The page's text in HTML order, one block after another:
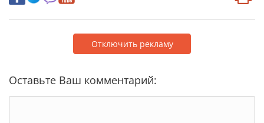
Отключить рекламу
Оставьте Ваш комментарий: